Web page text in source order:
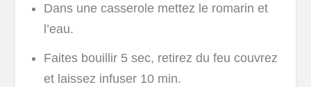
Dans une casserole mettez le romarin et
l’eau.
Faites bouillir 5 sec, retirez du feu couvrez
et laissez infuser 10 min.